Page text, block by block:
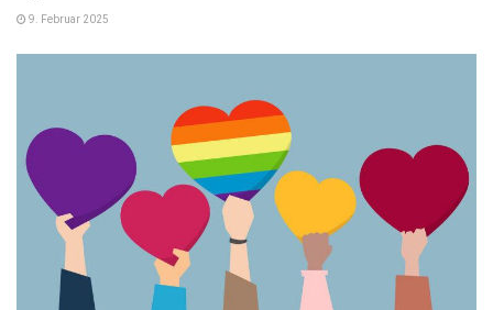
9. Februar 2025